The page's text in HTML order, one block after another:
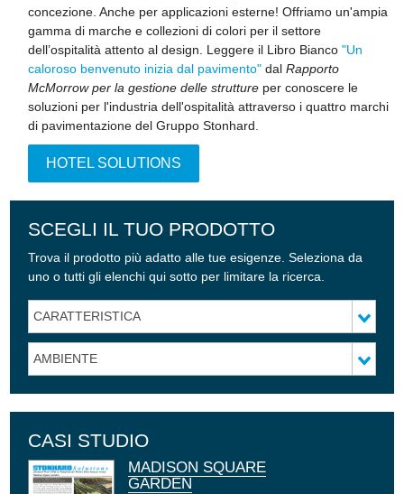
concezione. Anche per applicazioni esterne! Offriamo un'ampia
gamma di marche e collezioni di colori per il settore
dell’ospitalità attento al design. Leggere il Libro Bianco"Un
caloroso benvenuto inizia dal pavimento" dalRapporto
McMorrow per la gestione delle strutture per conoscere le
soluzioni per l'industria dell'ospitalità attraverso i quattro marchi
di pavimentazione del Gruppo Stonhard.
HOTEL SOLUTIONS
SCEGLI IL TUO PRODOTTO
Trova il prodotto più adatto alle tue esigenze. Seleziona da
uno o tutti gli elenchi qui sotto per limitare la ricerca.
CARATTERISTICA
AMBIENTE
CASI STUDIO
MADISON SQUARE
GARDEN
LOS ANGELES TRADE
TECHNICAL COLLEGE